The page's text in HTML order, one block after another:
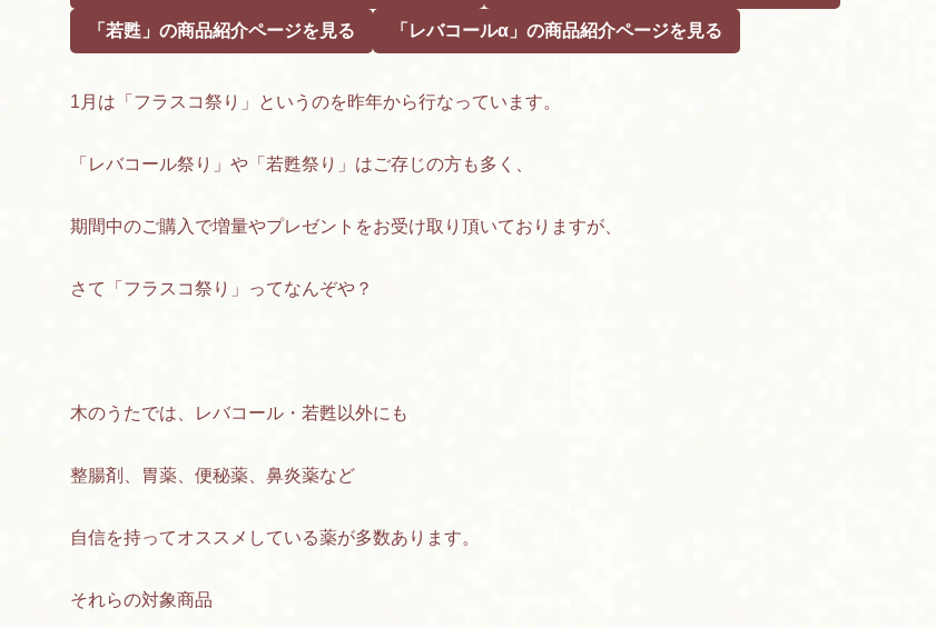
「若甦」の商品紹介ページを見る 「レバコールα」の商品紹介ページを見る
1月は「フラスコ祭り」というのを昨年から行なっています。
「レバコール祭り」や「若甦祭り」はご存じの方も多く、
期間中のご購入で増量やプレゼントをお受け取り頂いておりますが、
さて「フラスコ祭り」ってなんぞや？
木のうたでは、レバコール・若甦以外にも
整腸剤、胃薬、便秘薬、鼻炎薬など
自信を持ってオススメしている薬が多数あります。
それらの対象商品